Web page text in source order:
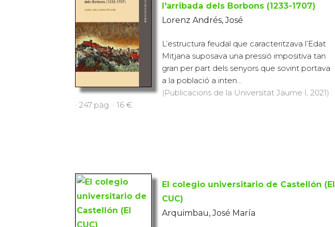
l'arribada dels Borbons (1233-1707)
Lorenz Andrés, José
L’estructura feudal que caracteritzava l’Edat
Mitjana suposava una pressió impositiva tan
gran per part dels senyors que sovint portava
a la població a inten...
(Publicacions de la Universitat Jaume I, 2021)
· 247 pàg. · 16 €
El colegio universitario de Castellón (El
CUC)
Arquimbau, José María